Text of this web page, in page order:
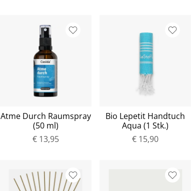
Atme Durch Raumspray
(50 ml)
€ 13,95
Bio Lepetit Handtuch
Aqua (1 Stk.)
€ 15,90